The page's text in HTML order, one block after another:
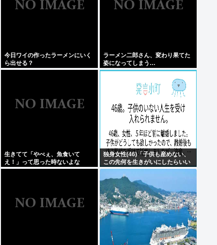
今日ワイの作ったラーメンにいく
ら出せる？
ラーメン二郎さん、変わり果てた
姿になってしまう…
生きてて「やべぇ、魚食いて
え！」って思った時ないよな
独身女性(46)「子供も産めない、
この先何を生きがいにしたらいい
の？」